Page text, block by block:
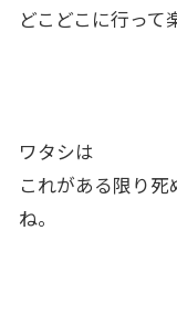
どこどこに行って
ワタシは
これがある限り
ね。